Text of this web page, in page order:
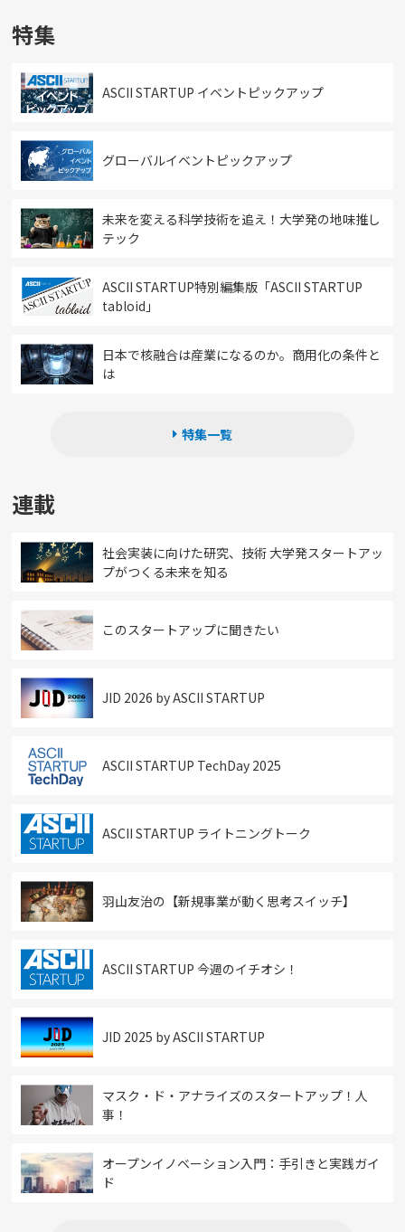
特集
ASCII STARTUP イベントピックアップ
グローバルイベントピックアップ
未来を変える科学技術を追え！大学発の地味推し
テック
ASCII STARTUP特別編集版「ASCII STARTUP
tabloid」
日本で核融合は産業になるのか。商用化の条件と
は
特集一覧
連載
社会実装に向けた研究、技術 大学発スタートアッ
プがつくる未来を知る
このスタートアップに聞きたい
JID 2026 by ASCII STARTUP
ASCII STARTUP TechDay 2025
ASCII STARTUP ライトニングトーク
羽山友治の【新規事業が動く思考スイッチ】
ASCII STARTUP 今週のイチオシ！
JID 2025 by ASCII STARTUP
マスク・ド・アナライズのスタートアップ！人
事！
オープンイノベーション入門：手引きと実践ガイ
ド